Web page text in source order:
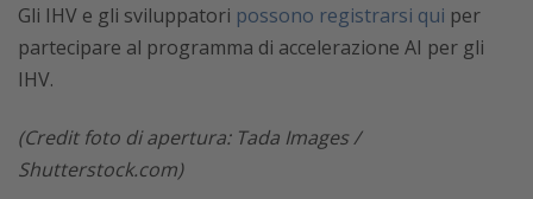
Gli IHV e gli sviluppatori possono registrarsi qui per
partecipare al programma di accelerazione AI per gli
IHV.
(Credit foto di apertura: Tada Images /
Shutterstock.com)